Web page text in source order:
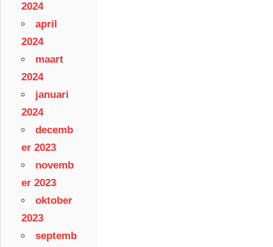
2024
april
2024
maart
2024
januari
2024
decemb
er 2023
novemb
er 2023
oktober
2023
septemb